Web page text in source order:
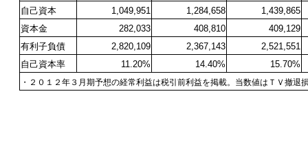
自己資本
1,049,951 1,284,658
1,439,865
資本金
282,033 408,810
409,129
有利子負債
2,820,109 2,367,143
2,521,551
自己資本率
11.20% 14.40% 15.70%
・２０１２年３月期予想の経常利益は税引前利益を掲載。当数値はＴＶ撤退